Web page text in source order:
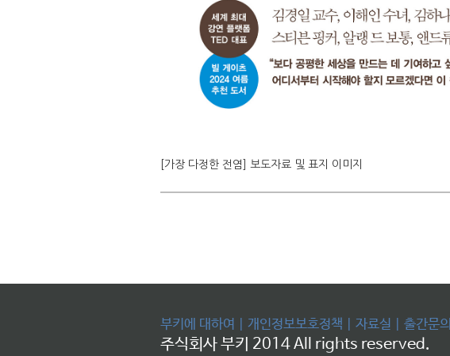
[가장 다정한 전염] 보도자료 및 표지 이미지
부키에 대하여 개인정보보호정책 자료실 출간문의
주식회사 부키 2014 All rights reserved.